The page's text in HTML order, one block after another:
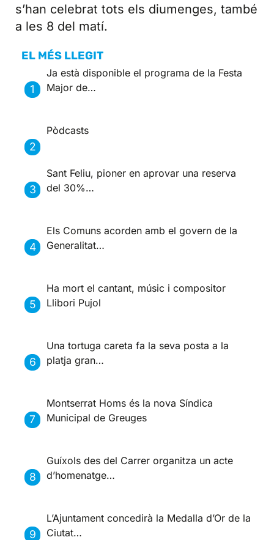
s’han celebrat tots els diumenges, també
a les 8 del matí.
EL MÉS LLEGIT
Ja està disponible el programa de la Festa
Major de…
Pòdcasts
Sant Feliu, pioner en aprovar una reserva
del 30%…
Els Comuns acorden amb el govern de la
Generalitat…
Ha mort el cantant, músic i compositor
Llibori Pujol
Una tortuga careta fa la seva posta a la
platja gran…
Montserrat Homs és la nova Síndica
Municipal de Greuges
Guíxols des del Carrer organitza un acte
d’homenatge…
L’Ajuntament concedirà la Medalla d’Or de la
Ciutat…